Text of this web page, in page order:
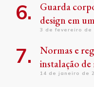
Guarda
design em
3 de fevereiro de
Normas e
instalação de
14 de janeiro de